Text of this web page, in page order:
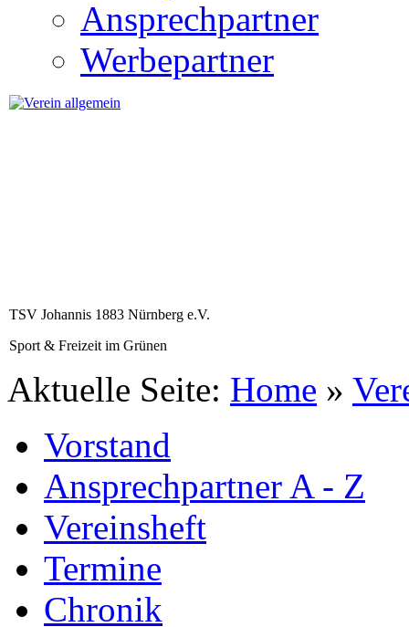
Ansprechpartner
Werbepartner
TSV Johannis 1883 Nürnberg e.V.
Sport & Freizeit im Grünen
Aktuelle Seite: Home »
Vorstand
Ansprechpartner A - Z
Vereinsheft
Termine
Chronik